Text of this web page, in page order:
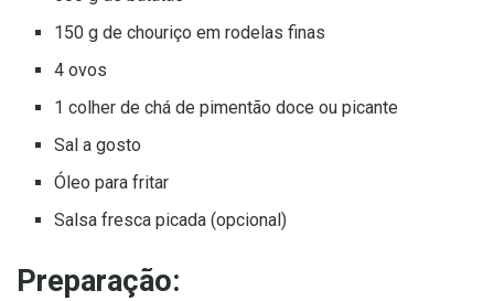
150 g de chouriço em rodelas finas
4 ovos
1 colher de chá de pimentão doce ou picante
Sal a gosto
Óleo para fritar
Salsa fresca picada (opcional)
Preparação: